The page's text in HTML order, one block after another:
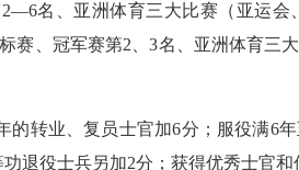
名、亚洲体育三大比赛（亚运
、冠军赛第2、3名、亚洲体育三
的转业、复员士官加6分；服役满6
退役士兵另加2分；获得优秀士官